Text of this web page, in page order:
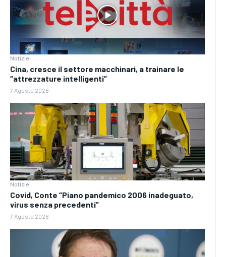
Notizie
Cina, cresce il settore macchinari, a trainare le
“attrezzature intelligenti”
7 Agosto 2026
Notizie
Covid, Conte “Piano pandemico 2006 inadeguato,
virus senza precedenti”
7 Agosto 2026